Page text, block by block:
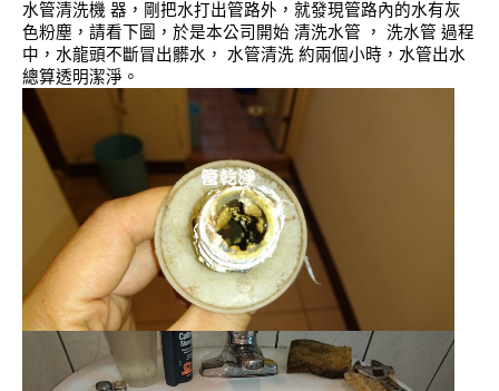
水管清洗機 器，剛把水打出管路外，就發現管路內的水有灰
色粉塵，請看下圖，於是本公司開始 清洗水管 ， 洗水管 過程
中，水龍頭不斷冒出髒水， 水管清洗 約兩個小時，水管出水
總算透明潔淨。